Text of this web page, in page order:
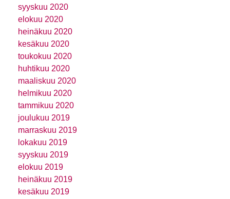
syyskuu 2020
elokuu 2020
heinäkuu 2020
kesäkuu 2020
toukokuu 2020
huhtikuu 2020
maaliskuu 2020
helmikuu 2020
tammikuu 2020
joulukuu 2019
marraskuu 2019
lokakuu 2019
syyskuu 2019
elokuu 2019
heinäkuu 2019
kesäkuu 2019